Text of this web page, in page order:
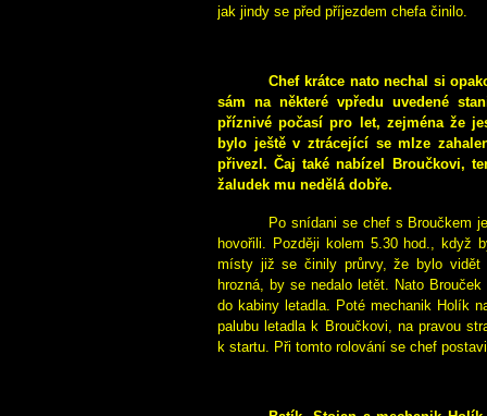
jak jindy se před příjezdem chefa činilo.
Chef krátce nato nechal si
sám na některé vpředu uvedené
příznivé počasí pro let, zejména že
bylo ještě v ztrácející se mlze
přivezl. Čaj také nabízel Broučkovi,
žaludek mu nedělá dobře.
Po snídani se chef s Broučkem
hovořili. Později kolem 5.30 hod., když
místy již se činily průrvy, že bylo
hrozná, by se nedalo letět. Nato
do kabiny letadla. Poté mechanik Holík
palubu letadla k Broučkovi, na pravou
k startu. Při tomto rolování se chef